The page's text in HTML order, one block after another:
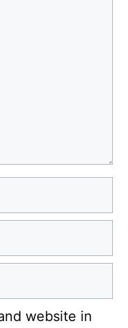
website in